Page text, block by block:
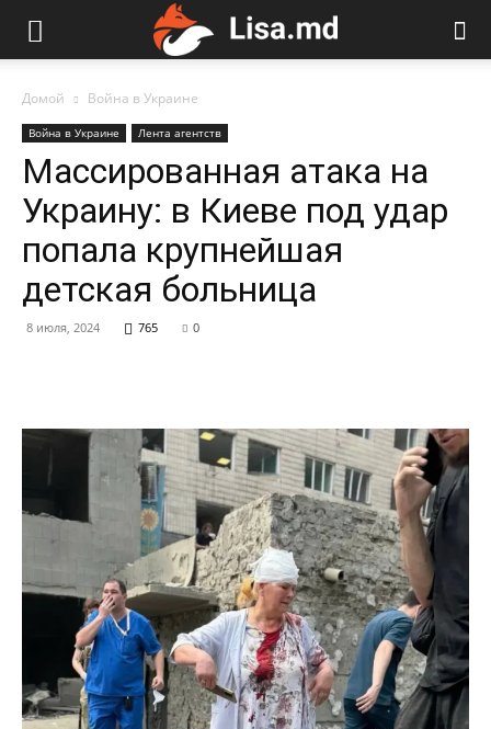
Домой Война в Украине
Война в Украине Лента агентств
Массированная атака на
Украину: в Киеве под удар
попала крупнейшая
детская больница
8 июля, 2024 765 0